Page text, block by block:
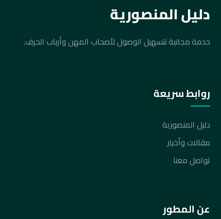
دليل المنصورية
خدمة مجانية لتسهيل الوصول لأصحاب المهن وأرباب الحرف.
روابط سريعة
دليل المنصورية
مقالات وأخبار
تواصل معنا
عن المطور